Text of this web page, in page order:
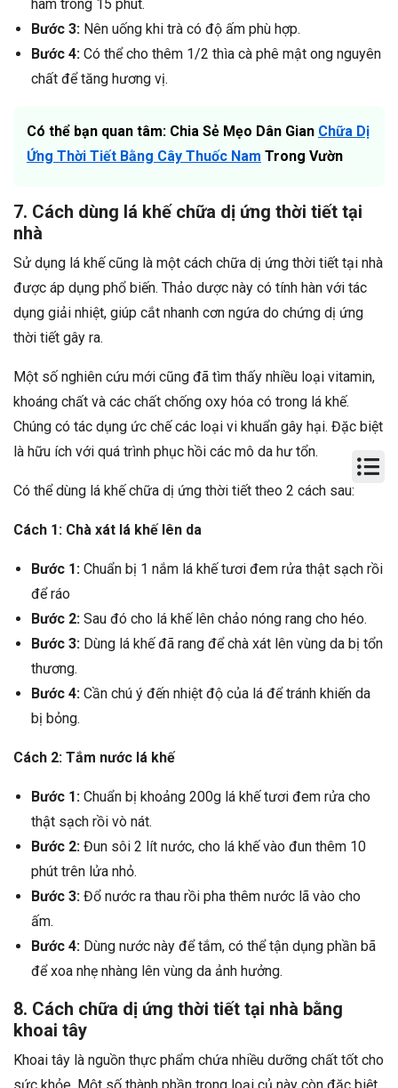
hãm trong 15 phút.
Bước 3: Nên uống khi trà có độ ấm phù hợp.
Bước 4: Có thể cho thêm 1/2 thìa cà phê mật ong nguyên
chất để tăng hương vị.
Có thể bạn quan tâm: Chia Sẻ Mẹo Dân Gian Chữa Dị
Ứng Thời Tiết Bằng Cây Thuốc Nam Trong Vườn
7. Cách dùng lá khế chữa dị ứng thời tiết tại
nhà
Sử dụng lá khế cũng là một cách chữa dị ứng thời tiết tại nhà
được áp dụng phổ biến. Thảo dược này có tính hàn với tác
dụng giải nhiệt, giúp cắt nhanh cơn ngứa do chứng dị ứng
thời tiết gây ra.
Một số nghiên cứu mới cũng đã tìm thấy nhiều loại vitamin,
khoáng chất và các chất chống oxy hóa có trong lá khế.
Chúng có tác dụng ức chế các loại vi khuẩn gây hại. Đặc biệt
là hữu ích với quá trình phục hồi các mô da hư tổn.
Có thể dùng lá khế chữa dị ứng thời tiết theo 2 cách sau:
Cách 1: Chà xát lá khế lên da
Bước 1: Chuẩn bị 1 nắm lá khế tươi đem rửa thật sạch rồi
để ráo
Bước 2: Sau đó cho lá khế lên chảo nóng rang cho héo.
Bước 3: Dùng lá khế đã rang để chà xát lên vùng da bị tổn
thương.
Bước 4: Cần chú ý đến nhiệt độ của lá để tránh khiến da
bị bỏng.
Cách 2: Tắm nước lá khế
Bước 1: Chuẩn bị khoảng 200g lá khế tươi đem rửa cho
thật sạch rồi vò nát.
Bước 2: Đun sôi 2 lít nước, cho lá khế vào đun thêm 10
phút trên lửa nhỏ.
Bước 3: Đổ nước ra thau rồi pha thêm nước lã vào cho
ấm.
Bước 4: Dùng nước này để tắm, có thể tận dụng phần bã
để xoa nhẹ nhàng lên vùng da ảnh hưởng.
8. Cách chữa dị ứng thời tiết tại nhà bằng
khoai tây
Khoai tây là nguồn thực phẩm chứa nhiều dưỡng chất tốt cho
sức khỏe. Một số thành phần trong loại củ này còn đặc biệt